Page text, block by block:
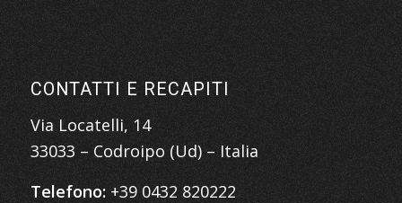
CONTATTI E RECAPITI
Via Locatelli, 14
33033 – Codroipo (Ud) – Italia
Telefono:+39 0432 820222